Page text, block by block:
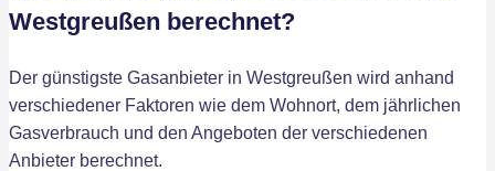
Westgreußen berechnet?
Der günstigste Gasanbieter in Westgreußen wird anhand
verschiedener Faktoren wie dem Wohnort, dem jährlichen
Gasverbrauch und den Angeboten der verschiedenen
Anbieter berechnet.